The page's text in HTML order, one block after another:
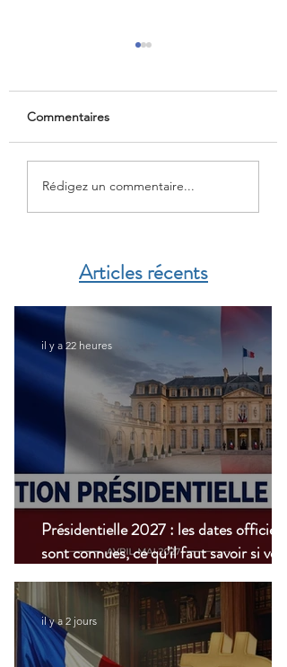
Seniors : comment
travailler plus
longtemps ?
Commentaires
Rédigez un commentaire...
Articles récents
Présidentielle 2027 : les dates officielles
sont connues, ce qu’il faut savoir si vous
vivez à l’étranger
il y a 22 heures
il y a 2 jours